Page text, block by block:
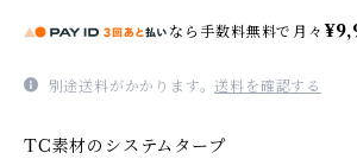
なら 手数料無料で 月々
別途送料がかかります。送料を確認する
TC素材のシステムタープ